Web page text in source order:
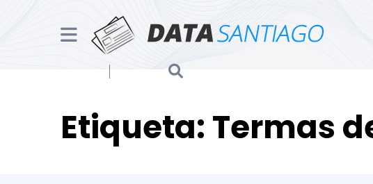
Etiqueta: Termas